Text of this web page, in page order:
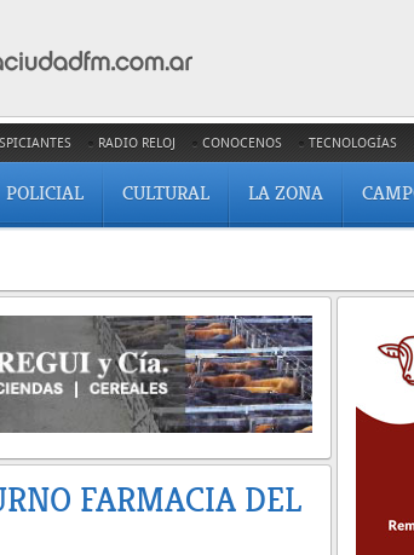
RADIO RELOJ CONOCENOS TECNOLOGÍAS
POLICIAL CULTURAL LA ZONA
FARMACIA DEL